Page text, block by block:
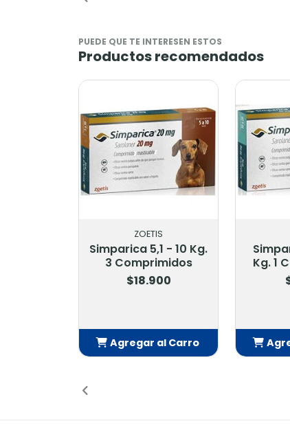
PUEDE QUE TE INTERESEN ESTOS
Productos recomendados
5,1 - 10 Kg.
Agregar al Carro
Simparica 10,1 - 20
Kg. 1 Comprimidos
Agregar al Carro